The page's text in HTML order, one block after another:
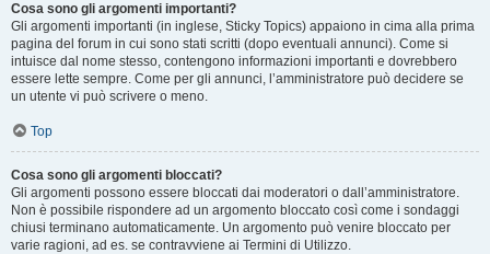
Cosa sono gli argomenti importanti?
Gli argomenti importanti (in inglese, Sticky Topics) appaiono in cima alla prima
pagina del forum in cui sono stati scritti (dopo eventuali annunci). Come si
intuisce dal nome stesso, contengono informazioni importanti e dovrebbero
essere lette sempre. Come per gli annunci, l’amministratore può decidere se
un utente vi può scrivere o meno.
Top
Cosa sono gli argomenti bloccati?
Gli argomenti possono essere bloccati dai moderatori o dall’amministratore.
Non è possibile rispondere ad un argomento bloccato così come i sondaggi
chiusi terminano automaticamente. Un argomento può venire bloccato per
varie ragioni, ad es. se contravviene ai Termini di Utilizzo.